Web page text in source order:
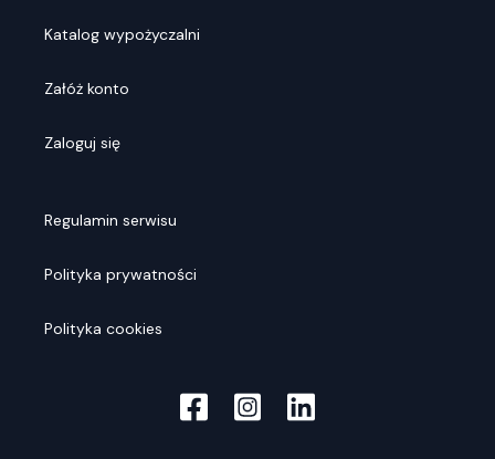
Katalog wypożyczalni
Załóż konto
Zaloguj się
Regulamin serwisu
Polityka prywatności
Polityka cookies